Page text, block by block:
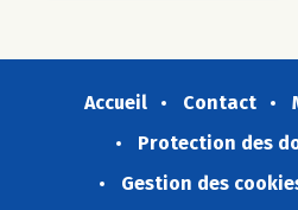
Accueil Contact
Protection des
Gestion des